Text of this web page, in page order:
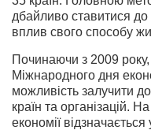
дбайливо ставитися до
вплив свого способу
Починаючи з 2009
Міжнародного дня
можливість залучити
країн та організацій.
економії